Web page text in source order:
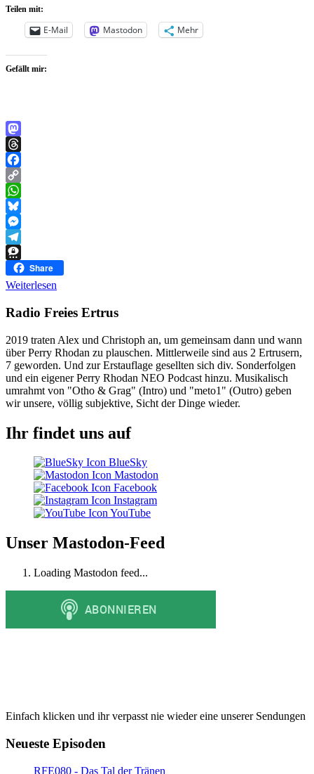
Teilen mit:
E-Mail Mastodon Mehr
Gefällt mir:
Mastodon
Threads
Facebook
Copy
Link
WhatsApp
Bluesky
Messenger
Telegram
Threema
Share
Weiterlesen
Radio Freies Ertrus
2019 traten Alex und Christoph an, um gemeinsam dann und wann
über Perry Rhodan zu plauschen. Mittlerweile sind aus 2 Ertrusern,
7 geworden. Und zur Erstauflage gesellten sich div. Sonderfolgen
und ein eigener Perry Rhodan NEO Podcast hinzu. Musikalisch
umrahmt von "Otho & Grag" (Intro) und "meto1" (Outro) geben
wir unsere, völlig subjektive, Sicht der Dinge wieder.
Ihr findet uns auf
BlueSky
Mastodon
Facebook
Instagram
YouTube
Unser Mastodon-Feed
Loading Mastodon feed...
Einfach klicken und ihr verpasst nie wieder eine unserer Sendungen
Neueste Episoden
RFE080 - Das Tal der Tränen